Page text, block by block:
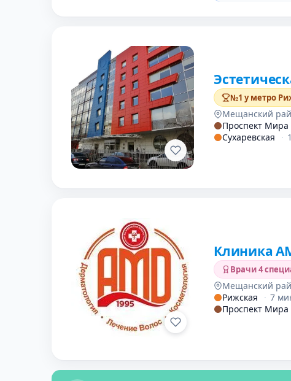
№1 у метро
Мещанский
Проспект Мира
Сухаревская
·
Клиника
Врачи 4
Мещанский
Рижская
· 7
Проспект Мира